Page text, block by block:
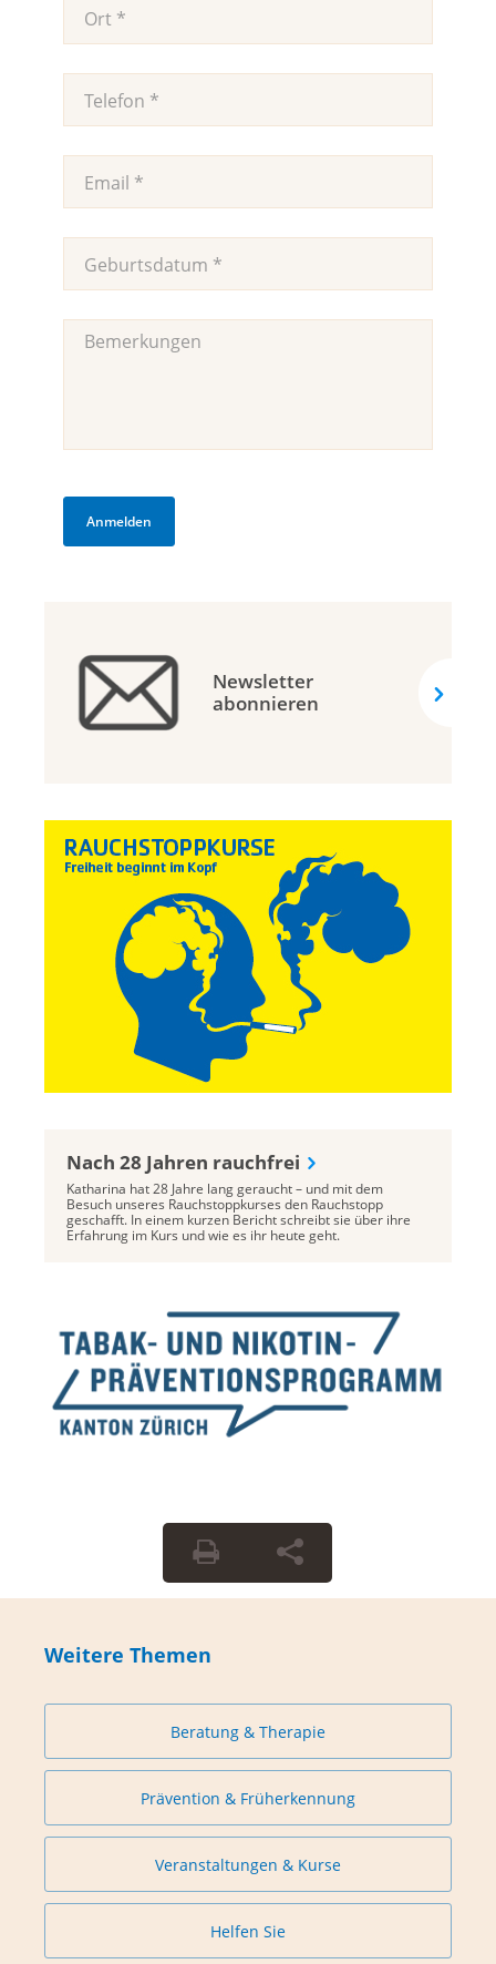
Newsletter
abonnieren
Nach 28 Jahren rauchfrei
Katharina hat 28 Jahre lang geraucht – und mit dem
Besuch unseres Rauchstoppkurses den Rauchstopp
geschafft. In einem kurzen Bericht schreibt sie über ihre
Erfahrung im Kurs und wie es ihr heute geht.
Weitere Themen
Beratung & Therapie
Prävention & Früherkennung
Veranstaltungen & Kurse
Helfen Sie